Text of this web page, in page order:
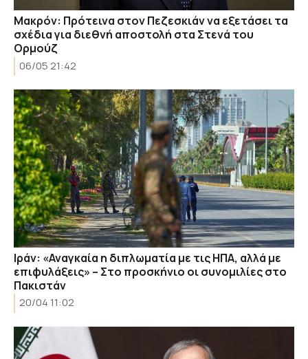
Μακρόν: Πρότεινα στον Πεζεσκιάν να εξετάσει τα
σχέδια για διεθνή αποστολή στα Στενά του
Ορμούζ
06/05 21:42
Ιράν: «Αναγκαία η διπλωματία με τις ΗΠΑ, αλλά με
επιφυλάξεις» – Στο προσκήνιο οι συνομιλίες στο
Πακιστάν
20/04 11:02